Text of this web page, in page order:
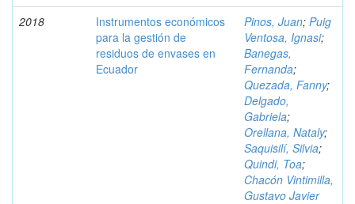
2018
Instrumentos económicos
para la gestión de
residuos de envases en
Ecuador
Pinos, Juan; Puig
Ventosa, Ignasi;
Banegas,
Fernanda;
Quezada, Fanny;
Delgado,
Gabriela;
Orellana, Nataly;
Saquisilí, Silvia;
Quindi, Toa;
Chacón Vintimilla,
Gustavo Javier